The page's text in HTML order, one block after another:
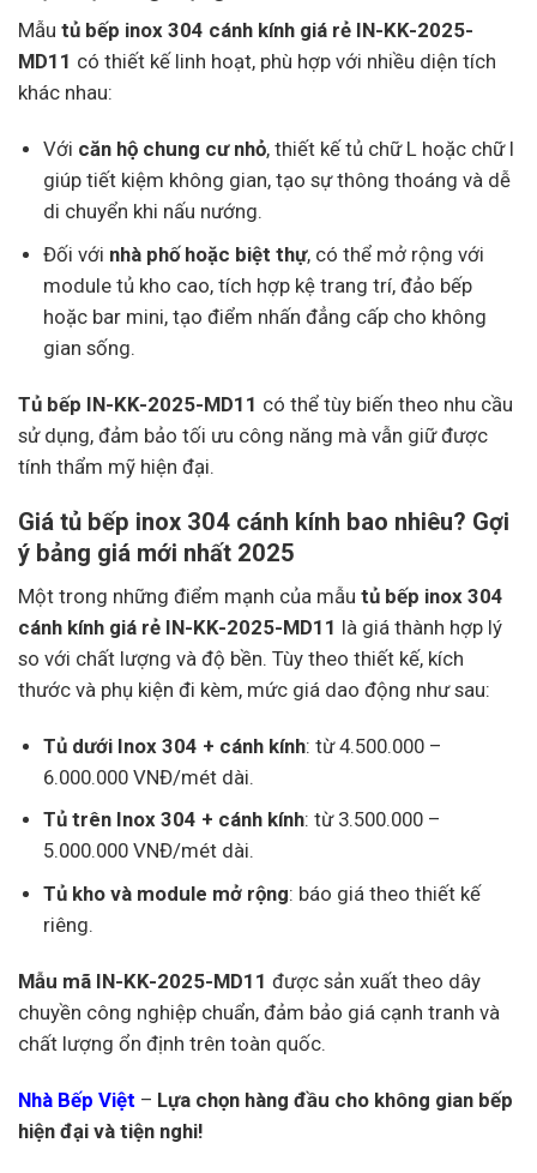
Mẫu tủ bếp inox 304 cánh kính giá rẻ IN-KK-2025-
MD11 có thiết kế linh hoạt, phù hợp với nhiều diện tích
khác nhau:
Với căn hộ chung cư nhỏ, thiết kế tủ chữ L hoặc chữ I
giúp tiết kiệm không gian, tạo sự thông thoáng và dễ
di chuyển khi nấu nướng.
Đối với nhà phố hoặc biệt thự, có thể mở rộng với
module tủ kho cao, tích hợp kệ trang trí, đảo bếp
hoặc bar mini, tạo điểm nhấn đẳng cấp cho không
gian sống.
Tủ bếp IN-KK-2025-MD11 có thể tùy biến theo nhu cầu
sử dụng, đảm bảo tối ưu công năng mà vẫn giữ được
tính thẩm mỹ hiện đại.
Giá tủ bếp inox 304 cánh kính bao nhiêu? Gợi
ý bảng giá mới nhất 2025
Một trong những điểm mạnh của mẫu tủ bếp inox 304
cánh kính giá rẻ IN-KK-2025-MD11 là giá thành hợp lý
so với chất lượng và độ bền. Tùy theo thiết kế, kích
thước và phụ kiện đi kèm, mức giá dao động như sau:
Tủ dưới Inox 304 + cánh kính: từ 4.500.000 –
6.000.000 VNĐ/mét dài.
Tủ trên Inox 304 + cánh kính: từ 3.500.000 –
5.000.000 VNĐ/mét dài.
Tủ kho và module mở rộng: báo giá theo thiết kế
riêng.
Mẫu mã IN-KK-2025-MD11 được sản xuất theo dây
chuyền công nghiệp chuẩn, đảm bảo giá cạnh tranh và
chất lượng ổn định trên toàn quốc.
Nhà Bếp Việt – Lựa chọn hàng đầu cho không gian bếp
hiện đại và tiện nghi!